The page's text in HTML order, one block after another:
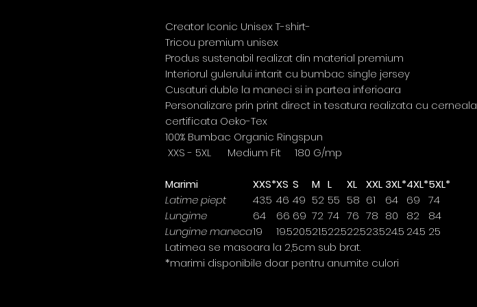
Creator Iconic Unisex T-shirt-
Tricou premium unisex
Produs sustenabil realizat din material premium
Interiorul gulerului intarit cu bumbac single jersey
Cusaturi duble la maneci si in partea inferioara
Personalizare prin print direct in tesatura realizata cu cerneala
certificata Oeko-Tex
100% Bumbac Organic Ringspun
XXS - 5XL Medium Fit 180 G/mp
Marimi XXS*XS S M L XL XXL 3XL*4XL*5XL*
Latime piept
43.5 46 49 52 55 58 61 64 69
74
Lungime
64 66 69 72 74 76 78 80 82
84
Lungime maneca19 19.520.521.522.522.523.524.5 24.5 25
Latimea se masoara la 2,5cm sub brat.
*marimi disponibile doar pentru anumite culori